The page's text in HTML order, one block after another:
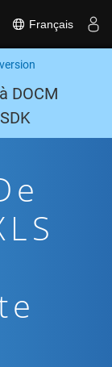
Français
DOCM